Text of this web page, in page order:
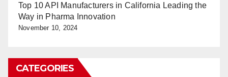
Top 10 API Manufacturers in California Leading the
Way in Pharma Innovation
November 10, 2024
CATEGORIES